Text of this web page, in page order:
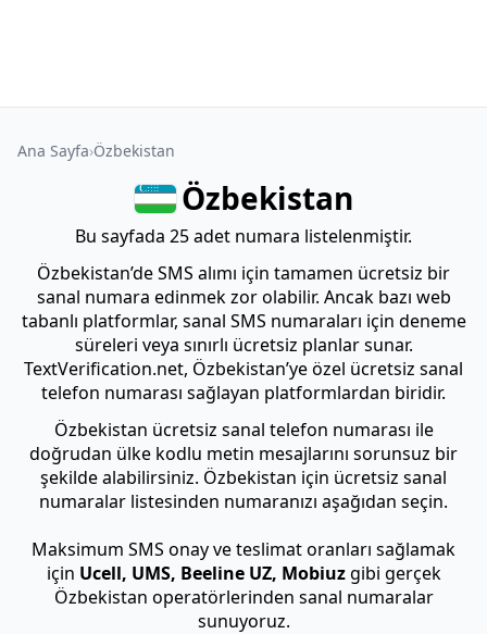
Ana Sayfa Özbekistan
Özbekistan
Bu sayfada 25 adet numara listelenmiştir.
Özbekistan’de SMS alımı için tamamen ücretsiz bir
sanal numara edinmek zor olabilir. Ancak bazı web
tabanlı platformlar, sanal SMS numaraları için deneme
süreleri veya sınırlı ücretsiz planlar sunar.
TextVerification.net, Özbekistan’ye özel ücretsiz sanal
telefon numarası sağlayan platformlardan biridir.
Özbekistan ücretsiz sanal telefon numarası ile
doğrudan ülke kodlu metin mesajlarını sorunsuz bir
şekilde alabilirsiniz. Özbekistan için ücretsiz sanal
numaralar listesinden numaranızı aşağıdan seçin.
Maksimum SMS onay ve teslimat oranları sağlamak
için Ucell, UMS, Beeline UZ, Mobiuzgibi gerçek
Özbekistan operatörlerinden sanal numaralar
sunuyoruz.